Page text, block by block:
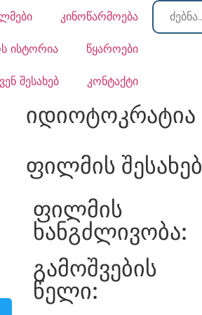
კინოწარმოება
ისტორია წყაროები
შესახებ კონტაქტი
იდიოტოკრატია
ფილმის შესახებ
ფილმის
ხანგძლივობა:
გამოშვების
წელი: